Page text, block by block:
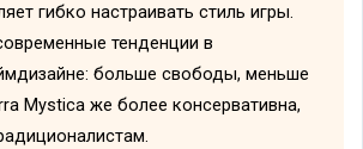
гибко настраивать стиль игры.
тенденции в
больше свободы, меньше
Mystica же более консервативна,